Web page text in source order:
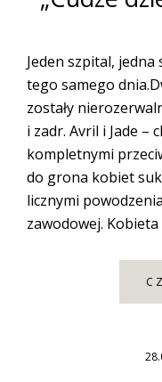
Jeden szpital,
tego samego
zostały
i zadr. Avril i Jade –
kompletnymi
do grona kobiet
licznymi
zawodowej.